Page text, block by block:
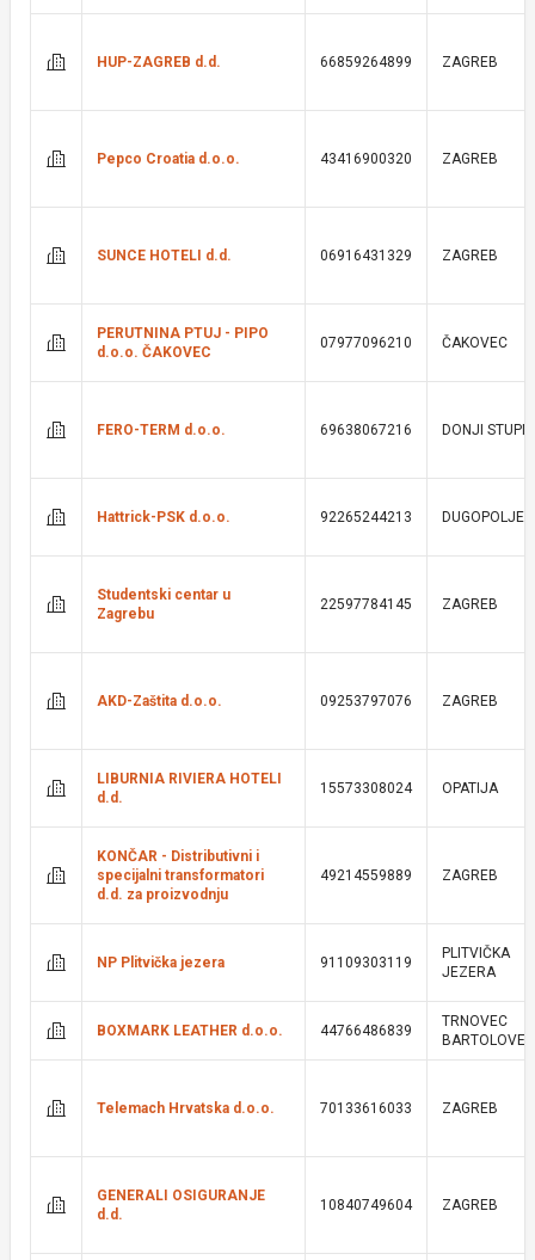
HUP-ZAGREB d.d. 66859264899 ZAGREB
Pepco Croatia d.o.o. 43416900320 ZAGREB
SUNCE HOTELI d.d. 06916431329 ZAGREB
PERUTNINA PTUJ - PIPO
d.o.o. ČAKOVEC
07977096210 ČAKOVEC
FERO-TERM d.o.o. 69638067216 DONJI
Hattrick-PSK d.o.o. 92265244213 DUGOPOLJE
Studentski centar u
Zagrebu
22597784145 ZAGREB
AKD-Zaštita d.o.o. 09253797076 ZAGREB
LIBURNIA RIVIERA HOTELI
d.d.
15573308024 OPATIJA
KONČAR - Distributivni i
specijalni transformatori
d.d. za proizvodnju
49214559889 ZAGREB
NP Plitvička jezera 91109303119
PLITVIČKA
JEZERA
BOXMARK LEATHER d.o.o. 44766486839
TRNOVEC
Telemach Hrvatska d.o.o. 70133616033 ZAGREB
GENERALI OSIGURANJE
d.d.
10840749604 ZAGREB